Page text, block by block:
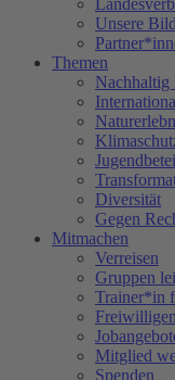
Unsere
Themen
Nachhaltig
Diversität
Gegen
Mitmachen
Verreisen
Gruppen
Trainer*in
Mitglied
Spenden